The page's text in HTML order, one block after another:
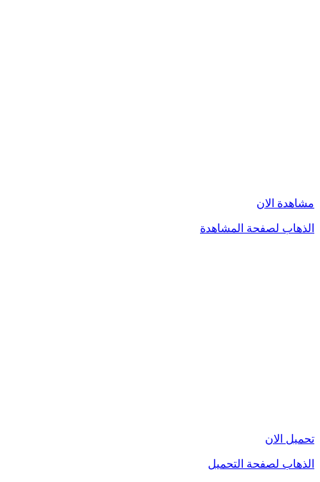
مشاهدة الان
الذهاب لصفحة المشاهدة
تحميل الان
الذهاب لصفحة التحميل